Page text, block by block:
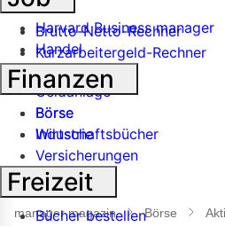
Tech
Harvard Business manager
Handel
Banken
Geldanlage
Börse
Industrie
Suche
öffnen
manager magazin Börse
Brutto-Netto-Rechner
Kurzarbeitergeld-Rechner
Finanzen
Börse
Wirtschaftsbücher
Versicherungen
Freizeit
Bücher bestellen